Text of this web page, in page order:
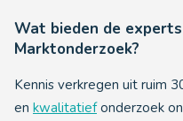
Wat bieden de
Marktonderzoek?
Kennis verkregen uit ruim
en kwalitatiefonderzoek